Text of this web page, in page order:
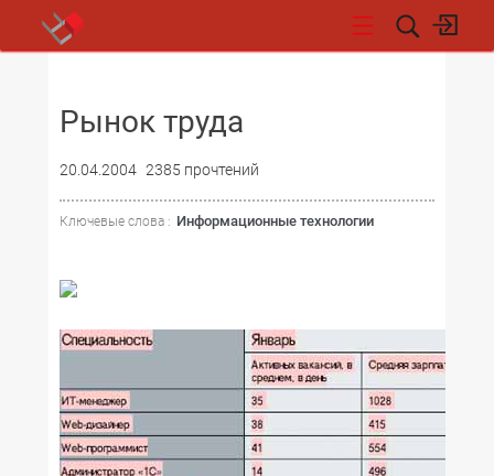
Рынок труда
20.04.2004 2385 прочтений
Ключевые слова : Информационные технологии